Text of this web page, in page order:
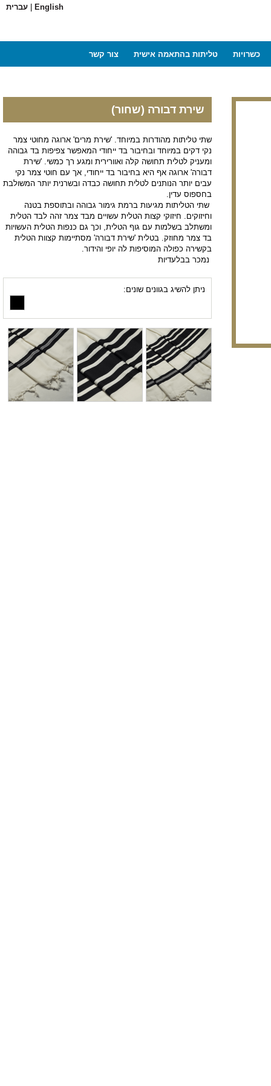
English עברית
כשרויות טליתות בהתאמה אישית צור קשר
שירת דבורה (שחור)
שתי טליתות מהודרות במיוחד. 'שירת מרים' ארוגה מחוטי צמר
נקי דקים במיוחד ובחיבור בד ייחודי המאפשר צפיפות בד גבוהה
ומעניק לטלית תחושה קלה ואוורירית ומגע רך כמשי. 'שירת
דבורה' ארוגה אף היא בחיבור בד ייחודי, אך עם חוטי צמר נקי
עבים יותר הנותנים לטלית תחושה כבדה ובשרנית יותר המשולבת
בחספוס עדין.
שתי הטליתות מגיעות ברמת גימור גבוהה ובתוספת בטנה
וחיזוקים. חיזוקי קצות הטלית עשויים מבד צמר זהה לבד הטלית
ומשתלב בשלמות עם גוף הטלית, וכך גם כנפות הטלית העשויות
בד צמר מחוזק. בטלית 'שירת דבורה' מסתיימות קצוות הטלית
בקשירה כפולה המוסיפות לה יופי והידור.
נמכר בבלעדיות
ניתן להשיג בגוונים שונים: